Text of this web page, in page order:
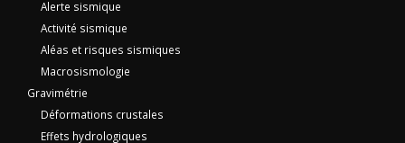
Alerte sismique
Activité sismique
Aléas et risques sismiques
Macrosismologie
Gravimétrie
Déformations crustales
Effets hydrologiques